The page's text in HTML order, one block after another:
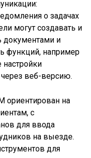
о задачах
могут создавать и
документами и
функций, например
веб-версию.
ориентирован на
с
для ввода
на выезде.
для